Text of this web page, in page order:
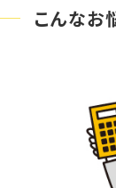
こんなお